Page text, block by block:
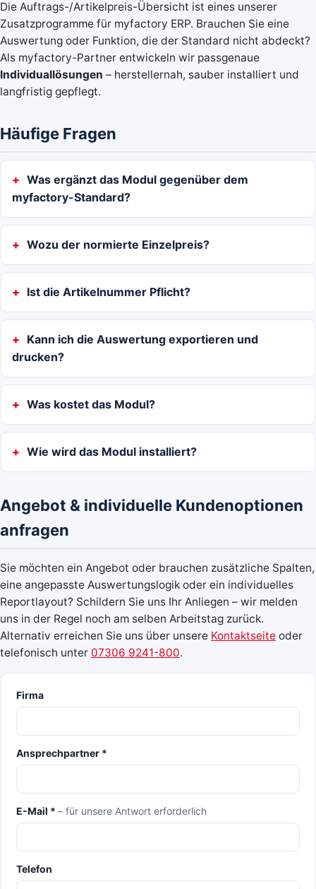
Die Auftrags-/Artikelpreis-Übersicht ist eines unserer
Zusatzprogramme für myfactory ERP. Brauchen Sie eine
Auswertung oder Funktion, die der Standard nicht abdeckt?
Als myfactory-Partner entwickeln wir passgenaue
Individuallösungen – herstellernah, sauber installiert und
langfristig gepflegt.
Häufige Fragen
Was ergänzt das Modul gegenüber dem
myfactory-Standard?
Wozu der normierte Einzelpreis?
Ist die Artikelnummer Pflicht?
Kann ich die Auswertung exportieren und
drucken?
Was kostet das Modul?
Wie wird das Modul installiert?
Angebot & individuelle Kundenoptionen
anfragen
Sie möchten ein Angebot oder brauchen zusätzliche Spalten,
eine angepasste Auswertungslogik oder ein individuelles
Reportlayout? Schildern Sie uns Ihr Anliegen – wir melden
uns in der Regel noch am selben Arbeitstag zurück.
Alternativ erreichen Sie uns über unsere Kontaktseite oder
telefonisch unter 07306 9241-800.
Firma
Ansprechpartner *
E-Mail * – für unsere Antwort erforderlich
Telefon